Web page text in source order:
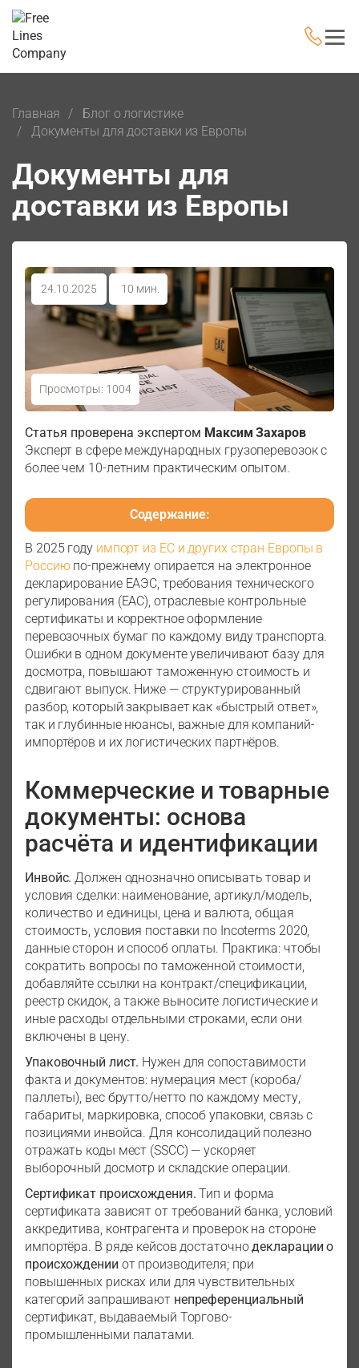
Главная
Блог о логистике
Документы для доставки из Европы
Документы для
доставки из Европы
24.10.2025 10 мин.
Просмотры: 1004
Статья проверена экспертом Максим Захаров
Эксперт в сфере международных грузоперевозок с
более чем 10-летним практическим опытом.
Содержание:
В 2025 году импорт из ЕС и других стран Европы в
Россиюпо-прежнему опирается на электронное
декларирование ЕАЭС, требования технического
регулирования (EAC), отраслевые контрольные
сертификаты и корректное оформление
перевозочных бумаг по каждому виду транспорта.
Ошибки в одном документе увеличивают базу для
досмотра, повышают таможенную стоимость и
сдвигают выпуск. Ниже — структурированный
разбор, который закрывает как «быстрый ответ»,
так и глубинные нюансы, важные для компаний-
импортёров и их логистических партнёров.
Коммерческие и товарные
документы: основа
расчёта и идентификации
Инвойс. Должен однозначно описывать товар и
условия сделки: наименование, артикул/модель,
количество и единицы, цена и валюта, общая
стоимость, условия поставки по Incoterms 2020,
данные сторон и способ оплаты. Практика: чтобы
сократить вопросы по таможенной стоимости,
добавляйте ссылки на контракт/спецификации,
реестр скидок, а также выносите логистические и
иные расходы отдельными строками, если они
включены в цену.
Упаковочный лист. Нужен для сопоставимости
факта и документов: нумерация мест (короба/
паллеты), вес брутто/нетто по каждому месту,
габариты, маркировка, способ упаковки, связь с
позициями инвойса. Для консолидаций полезно
отражать коды мест (SSCC) — ускоряет
выборочный досмотр и складские операции.
Сертификат происхождения. Тип и форма
сертификата зависят от требований банка, условий
аккредитива, контрагента и проверок на стороне
импортёра. В ряде кейсов достаточнодекларации о
происхождении от производителя; при
повышенных рисках или для чувствительных
категорий запрашивают непреференциальный
сертификат, выдаваемый Торгово-
промышленными палатами.